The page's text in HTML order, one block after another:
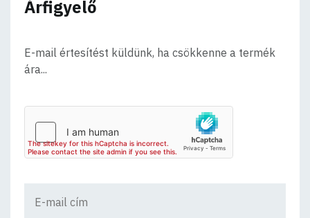
Árfigyelő
E-mail értesítést küldünk, ha csökkenne a termék
ára...